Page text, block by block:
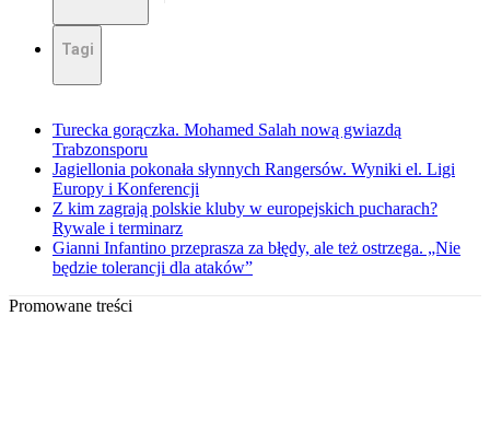
Tagi
Turecka gorączka. Mohamed Salah nową gwiazdą
Trabzonsporu
Jagiellonia pokonała słynnych Rangersów. Wyniki el. Ligi
Europy i Konferencji
Z kim zagrają polskie kluby w europejskich pucharach?
Rywale i terminarz
Gianni Infantino przeprasza za błędy, ale też ostrzega. „Nie
będzie tolerancji dla ataków”
Promowane treści